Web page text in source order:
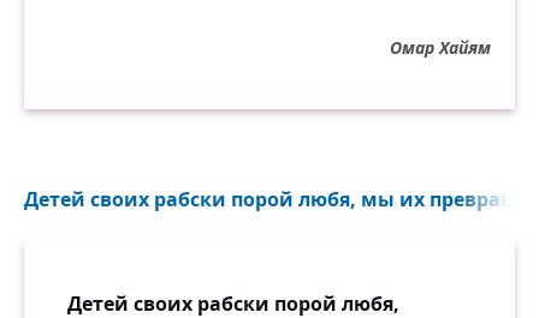
Омар Хайям
Детей своих рабски порой любя, мы их
Детей своих рабски порой любя,